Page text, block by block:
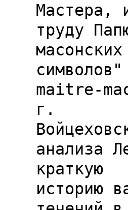
Мастера,
труду
масонских
maitre-
г.
анализа
краткую
историю